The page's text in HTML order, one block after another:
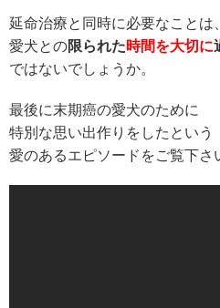
延命治療と同時に必要なことは、
愛犬との限られた時間を大切に
ではないでしょうか。
最後に末期癌の愛犬のために
特別な思い出作りをしたという
愛のあるエピソードをご覧下さ